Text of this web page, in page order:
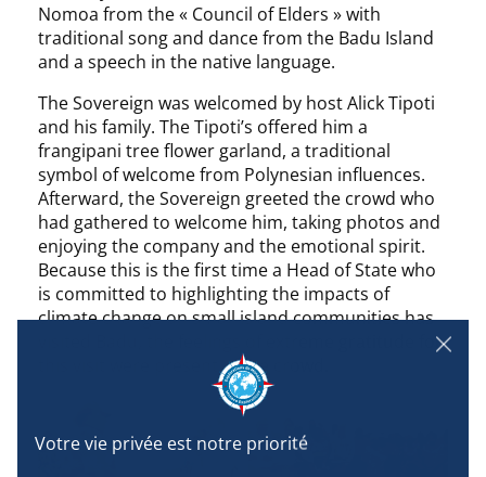
Nomoa from the « Council of Elders » with
traditional song and dance from the Badu Island
and a speech in the native language.
The Sovereign was welcomed by host Alick Tipoti
and his family. The Tipoti’s offered him a
frangipani tree flower garland, a traditional
symbol of welcome from Polynesian influences.
Afterward, the Sovereign greeted the crowd who
had gathered to welcome him, taking photos and
enjoying the company and the emotional spirit.
Because this is the first time a Head of State who
is committed to highlighting the impacts of
climate change on small island communities has
visited Badu, the feelings of extreme gratitude for
this visit were present in the crowd.